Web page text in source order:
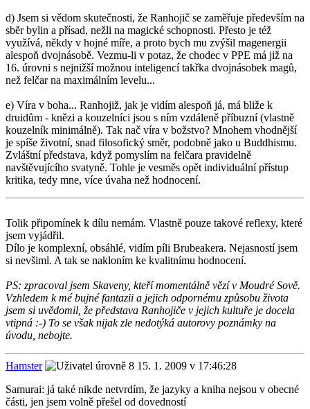
d) Jsem si vědom skutečnosti, že Ranhojič se zaměřuje především na
sběr bylin a přísad, nežli na magické schopnosti. Přesto je též
využívá, někdy v hojné míře, a proto bych mu zvýšil magenergii
alespoň dvojnásobě. Vezmu-li v potaz, že chodec v PPE má již na
16. úrovni s nejnižší možnou inteligencí takřka dvojnásobek magů,
než felčar na maximálním levelu...
e) Víra v boha... Ranhojiž, jak je vidím alespoň já, má bliže k
druidům - knězi a kouzelníci jsou s ním vzdáleně příbuzní (vlastně
kouzelník minimálně). Tak nač víra v božstvo? Mnohem vhodnější
je spíše životní, snad filosofický směr, podobně jako u Buddhismu.
Zvláštní představa, když pomyslím na felčara pravidelně
navštěvujícího svatyně. Tohle je vesměs opět individuální přístup
kritika, tedy mne, více úvaha než hodnocení.
Tolik připomínek k dílu nemám. Vlastně pouze takové reflexy, které
jsem vyjádřil.
Dílo je komplexní, obsáhlé, vidím píli Brubeakera. Nejasností jsem
si nevšiml. A tak se nakloním ke kvalitnímu hodnocení.
PS: zpracoval jsem Skaveny, kteří momentálně vězí v Moudré Sově.
Vzhledem k mé bujné fantazii a jejich odpornému způsobu života
jsem si uvědomil, že představa Ranhojiče v jejich kultuře je docela
vtipná :-) To se však nijak zle nedotýká autorovy poznámky na
úvodu, nebojte.
Hamster
15. 1. 2009 v 17:46:28
Samurai: já také nikde netvrdím, že jazyky a kniha nejsou v obecné
části, jen jsem volně přešel od dovedností